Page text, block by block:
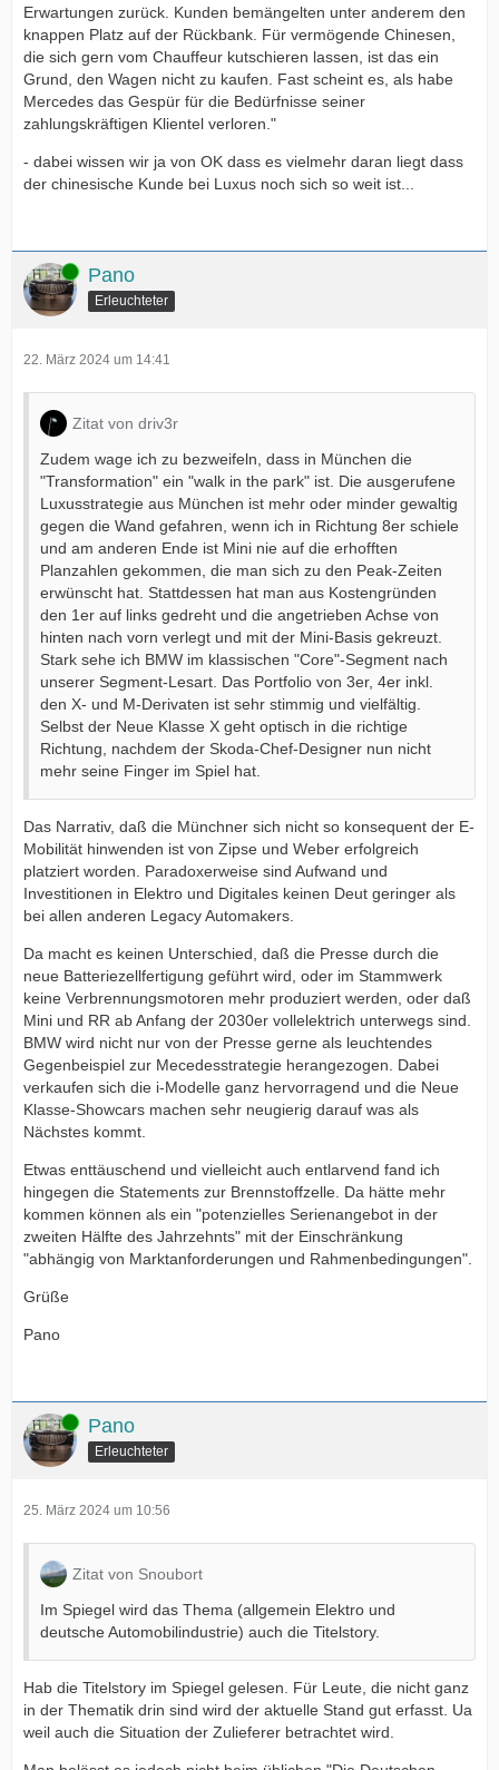
Erwartungen zurück. Kunden bemängelten unter anderem den
knappen Platz auf der Rückbank. Für vermögende Chinesen,
die sich gern vom Chauffeur kutschieren lassen, ist das ein
Grund, den Wagen nicht zu kaufen. Fast scheint es, als habe
Mercedes das Gespür für die Bedürfnisse seiner
zahlungskräftigen Klientel verloren."
- dabei wissen wir ja von OK dass es vielmehr daran liegt dass
der chinesische Kunde bei Luxus noch sich so weit ist...
Online Pano
Erleuchteter
22. März 2024 um 14:41
Zitat von driv3r
Zudem wage ich zu bezweifeln, dass in München die
"Transformation" ein "walk in the park" ist. Die ausgerufene
Luxusstrategie aus München ist mehr oder minder gewaltig
gegen die Wand gefahren, wenn ich in Richtung 8er schiele
und am anderen Ende ist Mini nie auf die erhofften
Planzahlen gekommen, die man sich zu den Peak-Zeiten
erwünscht hat. Stattdessen hat man aus Kostengründen
den 1er auf links gedreht und die angetrieben Achse von
hinten nach vorn verlegt und mit der Mini-Basis gekreuzt.
Stark sehe ich BMW im klassischen "Core"-Segment nach
unserer Segment-Lesart. Das Portfolio von 3er, 4er inkl.
den X- und M-Derivaten ist sehr stimmig und vielfältig.
Selbst der Neue Klasse X geht optisch in die richtige
Richtung, nachdem der Skoda-Chef-Designer nun nicht
mehr seine Finger im Spiel hat.
Das Narrativ, daß die Münchner sich nicht so konsequent der E-
Mobilität hinwenden ist von Zipse und Weber erfolgreich
platziert worden. Paradoxerweise sind Aufwand und
Investitionen in Elektro und Digitales keinen Deut geringer als
bei allen anderen Legacy Automakers.
Da macht es keinen Unterschied, daß die Presse durch die
neue Batteriezellfertigung geführt wird, oder im Stammwerk
keine Verbrennungsmotoren mehr produziert werden, oder daß
Mini und RR ab Anfang der 2030er vollelektrich unterwegs sind.
BMW wird nicht nur von der Presse gerne als leuchtendes
Gegenbeispiel zur Mecedesstrategie herangezogen. Dabei
verkaufen sich die i-Modelle ganz hervorragend und die Neue
Klasse-Showcars machen sehr neugierig darauf was als
Nächstes kommt.
Etwas enttäuschend und vielleicht auch entlarvend fand ich
hingegen die Statements zur Brennstoffzelle. Da hätte mehr
kommen können als ein "potenzielles Serienangebot in der
zweiten Hälfte des Jahrzehnts" mit der Einschränkung
"abhängig von Marktanforderungen und Rahmenbedingungen".
Grüße
Pano
Online Pano
Erleuchteter
25. März 2024 um 10:56
Zitat von Snoubort
Im Spiegel wird das Thema (allgemein Elektro und
deutsche Automobilindustrie) auch die Titelstory.
Hab die Titelstory im Spiegel gelesen. Für Leute, die nicht ganz
in der Thematik drin sind wird der aktuelle Stand gut erfasst. Ua
weil auch die Situation der Zulieferer betrachtet wird.